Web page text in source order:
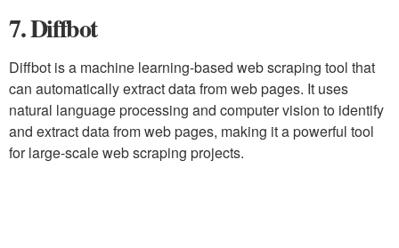
7. Diffbot
Diffbot is a machine learning-based web scraping tool that
can automatically extract data from web pages. It uses
natural language processing and computer vision to identify
and extract data from web pages, making it a powerful tool
for large-scale web scraping projects.